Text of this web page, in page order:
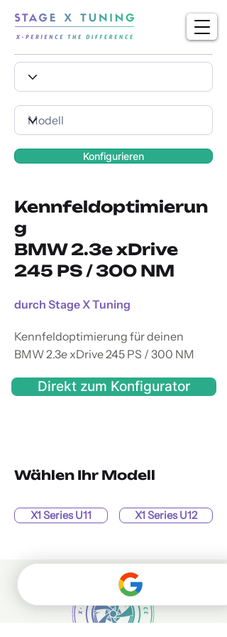
Konfigurieren
Kennfeldoptimierun
g
BMW 2.3e xDrive
245 PS / 300 NM
durch Stage X Tuning
Kennfeldoptimierung für deinen
BMW 2.3e xDrive 245 PS / 300 NM
Direkt zum Konfigurator
Wählen Ihr Modell
X1 Series U11 X1 Series U12